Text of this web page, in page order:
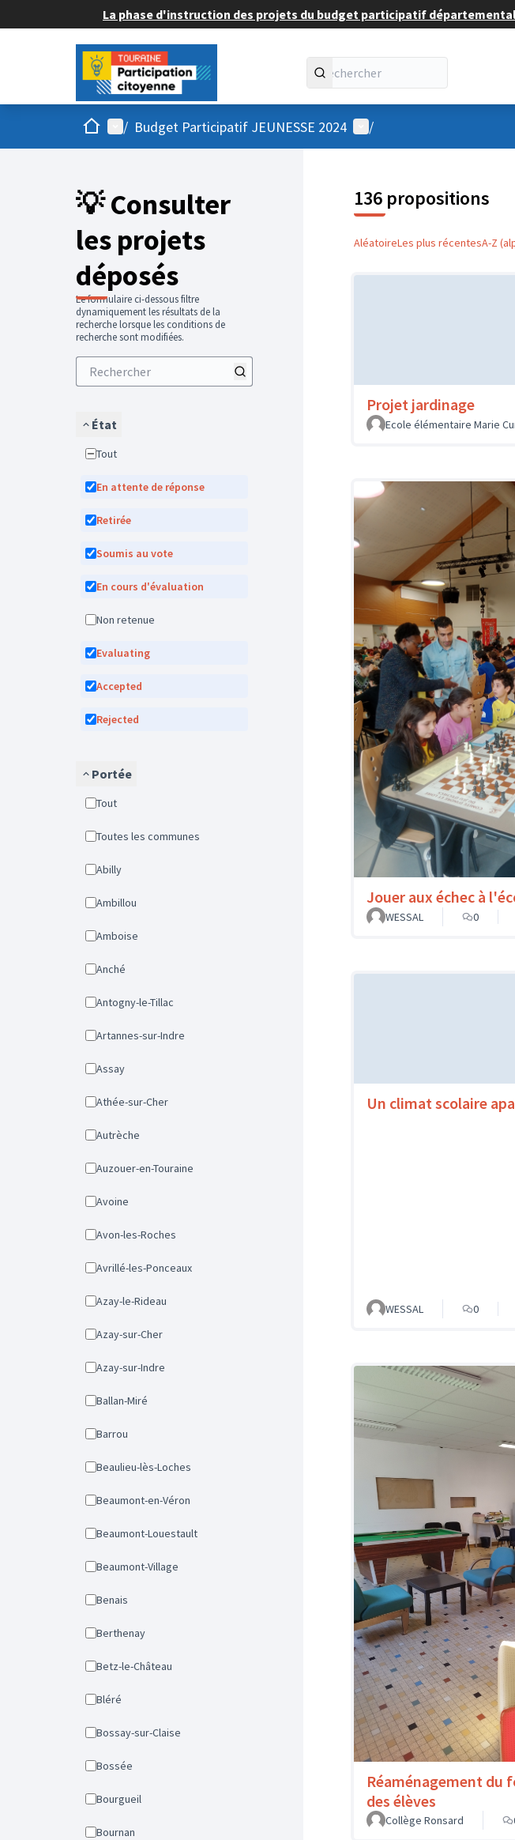
La phase d'instruction des projets du budget participatif départemental
AccueilMenu principal
/ Budget Participatif JEUNESSE 2024 Menu utilisateur
/
💡 Consulter
les projets
déposés
Le formulaire ci-dessous filtre
dynamiquement les résultats de la
recherche lorsque les conditions de
recherche sont modifiées.
État
Tout
En attente de réponse
Retirée
Soumis au vote
En cours d'évaluation
Non retenue
Evaluating
Accepted
Rejected
Portée
Tout
Toutes les communes
Abilly
Ambillou
Amboise
Anché
Antogny-le-Tillac
Artannes-sur-Indre
Assay
Athée-sur-Cher
Autrèche
Auzouer-en-Touraine
Avoine
Avon-les-Roches
Avrillé-les-Ponceaux
Azay-le-Rideau
Azay-sur-Cher
Azay-sur-Indre
Ballan-Miré
Barrou
Beaulieu-lès-Loches
Beaumont-en-Véron
Beaumont-Louestault
Beaumont-Village
Benais
Berthenay
Betz-le-Château
Bléré
Bossay-sur-Claise
Bossée
Bourgueil
Bournan
136 propositions
AléatoireLes plus récentesA-Z
Projet jardinage
Ecole élémentaire Marie
Jouer aux échec à
WESSAL
0
Un climat scolaire
WESSAL 0
Réaménagement du
des élèves
Collège Ronsard